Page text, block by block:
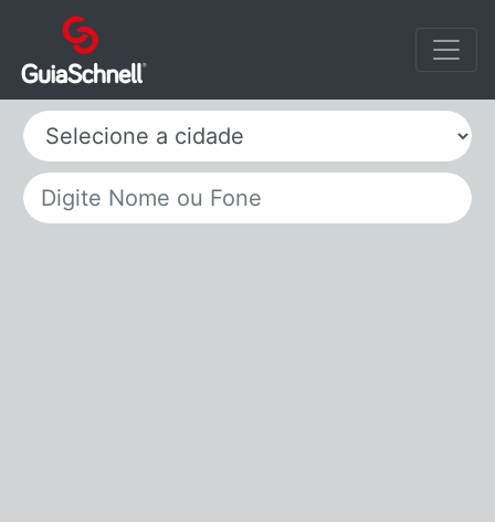
Selecione a cidade